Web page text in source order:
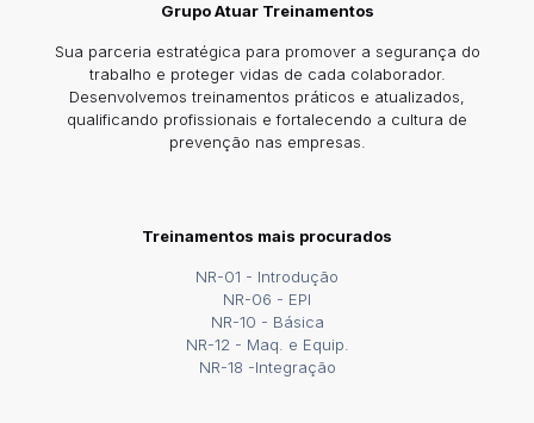
Grupo Atuar Treinamentos
Sua parceria estratégica para promover a segurança do
trabalho e proteger vidas de cada colaborador.
Desenvolvemos treinamentos práticos e atualizados,
qualificando profissionais e fortalecendo a cultura de
prevenção nas empresas.
Treinamentos mais procurados
NR-01 - Introdução
NR-06 - EPI
NR-10 - Básica
NR-12 - Maq. e Equip.
NR-18 -Integração